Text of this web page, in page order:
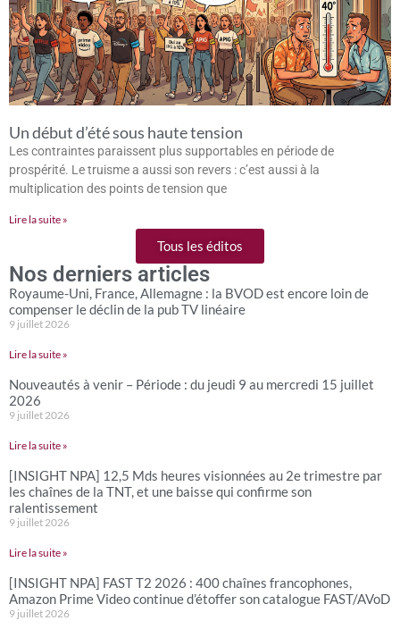
Un début d’été sous haute tension
Les contraintes paraissent plus supportables en période de
prospérité. Le truisme a aussi son revers : c’est aussi à la
multiplication des points de tension que
Lire la suite »
Tous les éditos
Nos derniers articles
Royaume-Uni, France, Allemagne : la BVOD est encore loin de
compenser le déclin de la pub TV linéaire
9 juillet 2026
Lire la suite »
Nouveautés à venir – Période : du jeudi 9 au mercredi 15 juillet
2026
9 juillet 2026
Lire la suite »
[INSIGHT NPA] 12,5 Mds heures visionnées au 2e trimestre par
les chaînes de la TNT, et une baisse qui confirme son
ralentissement
9 juillet 2026
Lire la suite »
[INSIGHT NPA] FAST T2 2026 : 400 chaînes francophones,
Amazon Prime Video continue d’étoffer son catalogue FAST/AVoD
9 juillet 2026